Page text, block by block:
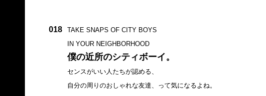
018
TAKE SNAPS OF CITY BOYS
IN YOUR NEIGHBORHOOD
僕の近所のシティボーイ。
センスがいい人たちが認める、
自分の周りのおしゃれな友達、って気になるよね。